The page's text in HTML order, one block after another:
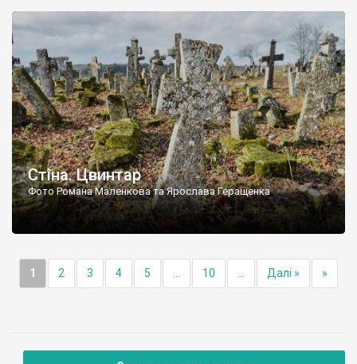
ньому чимало хрестів 19 століття, є такі, де епітафії стер […]
Стіна. Цвинтар
Фото Романа Маленкова та Ярослава Геращенка
1 2 3 4 5 10 Далі » »